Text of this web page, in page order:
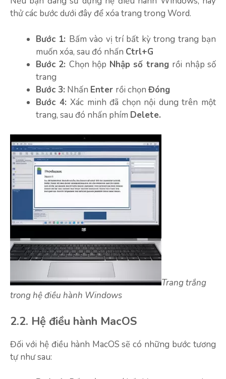
thử các bước dưới đây để xóa trang trong Word.
Bước 1: Bấm vào vị trí bất kỳ trong trang bạn
muốn xóa, sau đó nhấn Ctrl+G
Bước 2: Chọn hộp Nhập số trang rồi nhập số
trang
Bước 3: Nhấn Enter rồi chọn Đóng
Bước 4:Xác minh đã chọn nội dung trên một
trang, sau đó nhấn phím Delete.
Trang trắng
trong hệ điều hành Windows
2.2. Hệ điều hành MacOS
Đối với hệ điều hành MacOS sẽ có những bước tương
tự như sau: